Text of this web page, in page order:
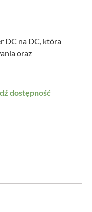
DC na DC, która
oraz
dostępność